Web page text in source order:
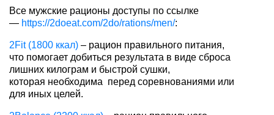
Все мужские рационы доступы по ссылке
— https://2doeat.com/2do/rations/men/:
2Fit (1800 ккал) – рацион правильного питания,
что помогает добиться результата в виде сброса
лишних килограм и быстрой сушки,
которая необходима перед соревнованиями или
для иных целей.